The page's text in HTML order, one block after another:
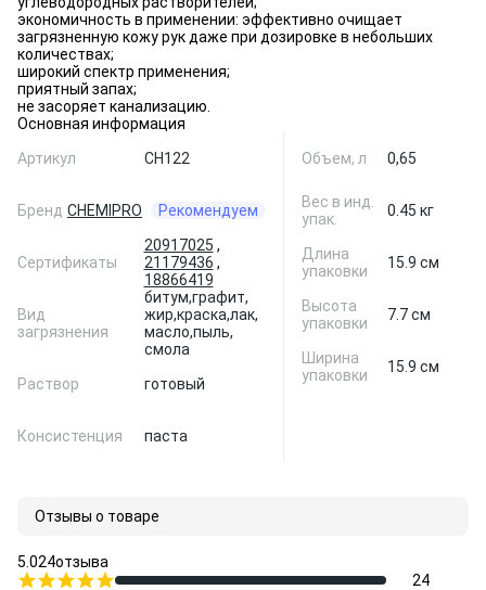
экономичность в применении: эффективно очищает
загрязненную кожу рук даже при дозировке в небольших
количествах;
широкий спектр применения;
приятный запах;
не засоряет канализацию.
Основная информация
Артикул
CH122
Бренд CHEMIPRO Рекомендуем
Сертификаты
20917025 ,
21179436 ,
18866419
Вид
загрязнения
битум,графит,
жир,краска,лак,
масло,пыль,
смола
Раствор
готовый
Консистенция паста
Объем, л 0,65
Вес в инд.
упак.
0.45 кг
Длина
упаковки
15.9 см
Высота
упаковки
7.7 см
Ширина
упаковки
15.9 см
Отзывы о товаре
5.024отзыва
24